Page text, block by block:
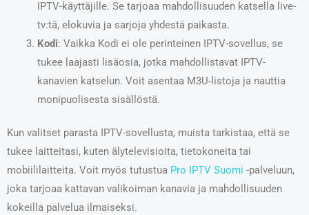
IPTV-käyttäjille. Se tarjoaa mahdollisuuden katsella live-
tv:tä, elokuvia ja sarjoja yhdestä paikasta.
Kodi: Vaikka Kodi ei ole perinteinen IPTV-sovellus, se
tukee laajasti lisäosia, jotka mahdollistavat IPTV-
kanavien katselun. Voit asentaa M3U-listoja ja nauttia
monipuolisesta sisällöstä.
Kun valitset parasta IPTV-sovellusta, muista tarkistaa, että se
tukee laitteitasi, kuten älytelevisioita, tietokoneita tai
mobiililaitteita. Voit myös tutustua Pro IPTV Suomi -palveluun,
joka tarjoaa kattavan valikoiman kanavia ja mahdollisuuden
kokeilla palvelua ilmaiseksi.